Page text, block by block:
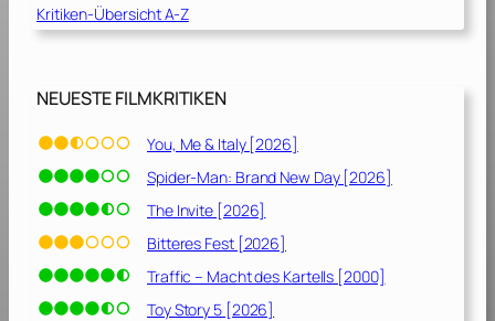
9
9
p
r
n
[
1
9
8
8
Kritiken-Übersicht A-Z
NEUESTE FILMKRITIKEN
You, Me & Italy [2026]
Spider-Man: Brand New Day [2026]
The Invite [2026]
Bitteres Fest [2026]
Traffic – Macht des Kartells [2000]
Toy Story 5 [2026]